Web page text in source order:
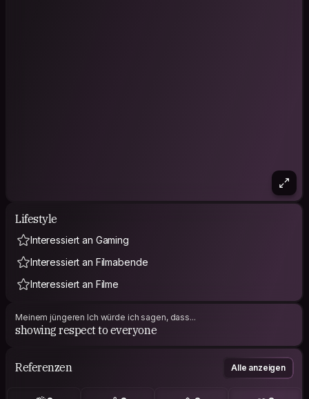
Lifestyle
Interessiert an Gaming
Interessiert an Filmabende
Interessiert an Filme
Meinem jüngeren Ich würde ich sagen, dass...
showing respect to everyone
Referenzen Alle anzeigen